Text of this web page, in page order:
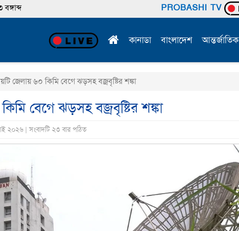
PROBASHI TV
কানাডা বাংলাদেশ আন্তর্জাতিক
জেলায় ৬০ কিমি বেগে ঝড়সহ বজ্রবৃষ্টির শঙ্কা
বেগে ঝড়সহ বজ্রবৃষ্টির শঙ্কা
২০২৬ | সংবাদটি ২৩ বার পঠিত